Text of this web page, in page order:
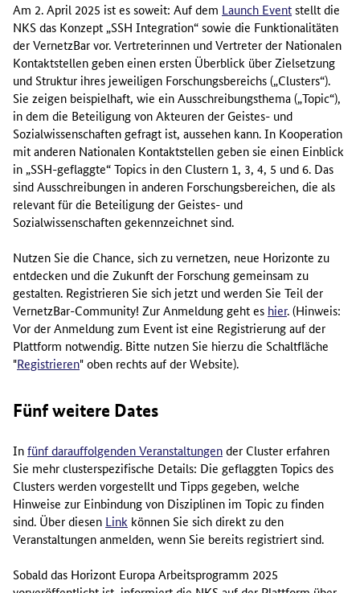
Am 2. April 2025 ist es soweit: Auf dem Launch Eventstellt die
NKS das Konzept „SSH Integration“ sowie die Funktionalitäten
der VernetzBar vor. Vertreterinnen und Vertreter der Nationalen
Kontaktstellen geben einen ersten Überblick über Zielsetzung
und Struktur ihres jeweiligen Forschungsbereichs („Clusters“).
Sie zeigen beispielhaft, wie ein Ausschreibungsthema („Topic“),
in dem die Beteiligung von Akteuren der Geistes- und
Sozialwissenschaften gefragt ist, aussehen kann. In Kooperation
mit anderen Nationalen Kontaktstellen geben sie einen Einblick
in „SSH-geflaggte“Topics in den Clustern 1, 3, 4, 5 und 6. Das
sind Ausschreibungen in anderen Forschungsbereichen, die als
relevant für die Beteiligung der Geistes- und
Sozialwissenschaften gekennzeichnet sind.
Nutzen Sie die Chance, sich zu vernetzen, neue Horizonte zu
entdecken und die Zukunft der Forschung gemeinsam zu
gestalten. Registrieren Sie sich jetzt und werden Sie Teil der
VernetzBar-Community! Zur Anmeldung geht es hier. (Hinweis:
Vor der Anmeldung zum Event ist eine Registrierung auf der
Plattform notwendig. Bitte nutzen Sie hierzu die Schaltfläche
"Registrieren" oben rechts auf derWebsite).
Fünf weitere Dates
Infünf darauffolgenden Veranstaltungender Clustererfahren
Sie mehr clusterspezifische Details: Die geflaggtenTopicsdes
Clusterswerden vorgestellt und Tipps gegeben, welche
Hinweise zur Einbindung von Disziplinen im Topiczu finden
sind. Über diesen Link können Sie sich direkt zu den
Veranstaltungen anmelden, wenn Sie bereits registriert sind.
Sobald das Horizont Europa Arbeitsprogramm 2025